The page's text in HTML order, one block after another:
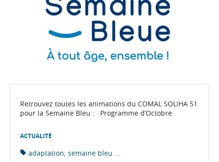
Retrouvez toutes les animations du COMAL SOLIHA 51
pour la Semaine Bleu : Programme d’Octobre
ACTUALITÉ
adaptation semaine bleu